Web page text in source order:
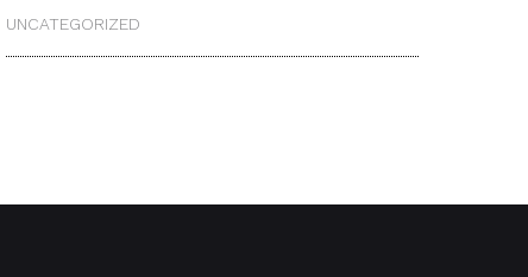
UNCATEGORIZED